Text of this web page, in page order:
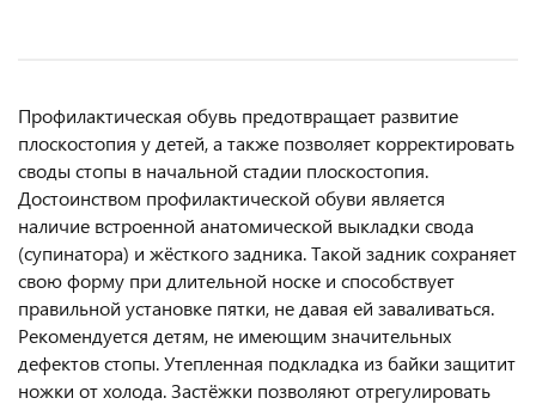
Профилактическая обувь предотвращает развитие
плоскостопия у детей, а также позволяет корректировать
своды стопы в начальной стадии плоскостопия.
Достоинством профилактической обуви является
наличие встроенной анатомической выкладки свода
(супинатора) и жёсткого задника. Такой задник сохраняет
свою форму при длительной носке и способствует
правильной установке пятки, не давая ей заваливаться.
Рекомендуется детям, не имеющим значительных
дефектов стопы. Утепленная подкладка из байки защитит
ножки от холода. Застёжки позволяют отрегулировать